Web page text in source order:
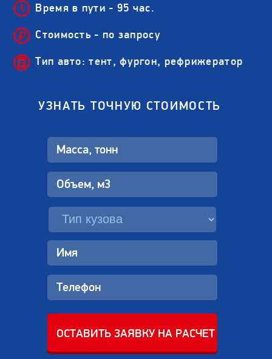
Время в пути - 95 час.
Стоимость - по запросу
Тип авто: тент, фургон, рефрижератор
УЗНАТЬ ТОЧНУЮ СТОИМОСТЬ